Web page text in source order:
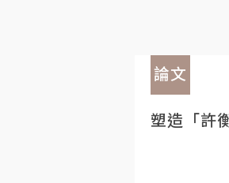
論文
塑造「許